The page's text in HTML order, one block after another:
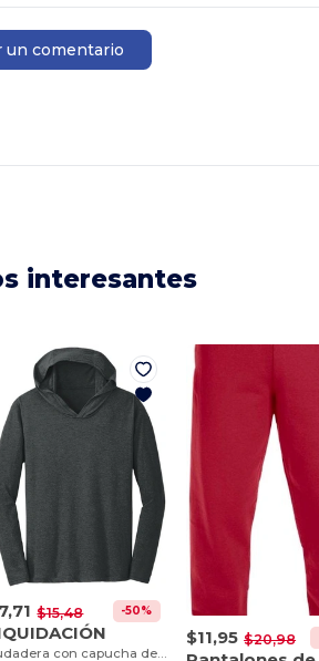
un comentario
interesantes
$15,48 -50%
Sudadera con capucha de camiseta Triblend del Distrito - Egotier DM139
$11,95 $20,98